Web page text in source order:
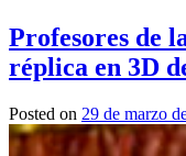
Profesores de
réplica en 3D
Posted on 29 de marzo